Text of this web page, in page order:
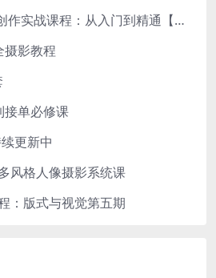
陈老师 手机影像创作实战课程：从入门到精通【完结】
摄影教程
接单必修课
更新中
风格人像摄影系统课
：版式与视觉第五期